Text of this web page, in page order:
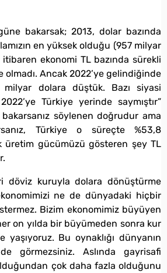
bakarsak; 2013, dolar bazında
en yüksek olduğu (957 milyar
itibaren ekonomi TL bazında sürekli
Ancak 2022’ye gelindiğinde
dolara düştük. Bazı siyasi
Türkiye yerinde saymıştır”
söylenen doğrudur ama
Türkiye o süreçte %53,8
üretim gücümüzü gösteren şey TL
döviz kuruyla dolara dönüştürme
ne de dünyadaki hiçbir
Bizim ekonomimiz büyüyen
on yılda bir büyümeden sonra kur
yaşıyoruz. Bu oynaklığı dünyanın
görmezsiniz. Aslında gayrisafi
çok daha fazla olduğunu